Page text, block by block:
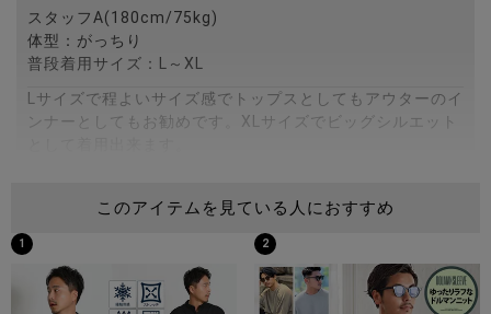
スタッフA(180cm/75kg)
体型：がっちり
普段着用サイズ：L～XL
Lサイズで程よいサイズ感でトップスとしてもアウターのイ
ンナーとしてもお勧めです。XLサイズでビッグシルエット
スタッフB(172cm/75kg)
普段着用サイズ：M～L
Mサイズでジャスト、Lサイズでやや大きめに着用すること
が出来ます。
このアイテムを見ている人におすすめ
1 2